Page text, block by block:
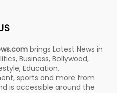
brings Latest News in
Business, Bollywood,
Education,
sports and more from
is accessible around the